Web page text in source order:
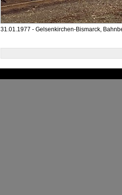
31.01.1977 - Gelsenkirchen-Bismarck,